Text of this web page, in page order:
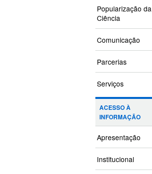
Popularização da
Ciência
Comunicação
Parcerias
Serviços
ACESSO À
INFORMAÇÃO
Apresentação
Institucional